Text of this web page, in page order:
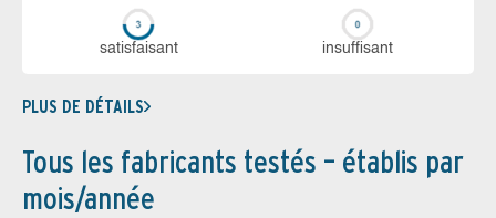
sa­tis­fai­sant in­suf­fi­sant
PLUS DE DÉTAILS
Tous les fabricants testés – établis par
mois/année